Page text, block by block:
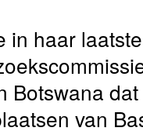
in haar
Botswana
van